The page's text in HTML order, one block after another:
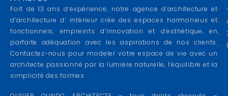
Fort de 13 ans d’expérience, notre agence d’architecture et
d’architecture d’ intérieur crée des espaces harmonieux et
fonctionnels, empreints d’innovation et d’esthétique, en
parfaite adéquation avec les aspirations de nos clients.
Contactez-nous pour modeler votre espace de vie avec un
architecte passionné par la lumière naturelle, l’équilibre et la
simplicité des formes.